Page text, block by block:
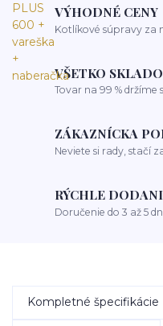
VÝHODNÉ CENY
Kotlíkové súpravy za
VŠETKO
Tovar na 99 % držíme
ZÁKAZNÍCKA
Neviete si rady, stačí
RÝCHLE
Doručenie do 3 až 5
Kompletné špecifikácie